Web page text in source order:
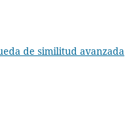
de similitud avanzada